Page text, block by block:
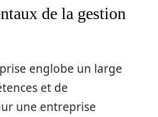
de la gestion
englobe un large
et de
une entreprise